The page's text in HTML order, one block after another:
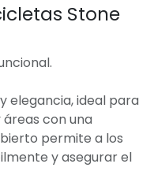
Stone
elegancia, ideal para
con una
permite a los
y asegurar el